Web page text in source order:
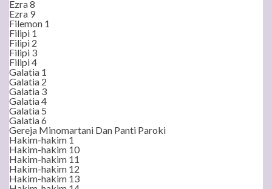
Ezra 8
Ezra 9
Filemon 1
Filipi 1
Filipi 2
Filipi 3
Filipi 4
Galatia 1
Galatia 2
Galatia 3
Galatia 4
Galatia 5
Galatia 6
Gereja Minomartani Dan Panti Paroki
Hakim-hakim 1
Hakim-hakim 10
Hakim-hakim 11
Hakim-hakim 12
Hakim-hakim 13